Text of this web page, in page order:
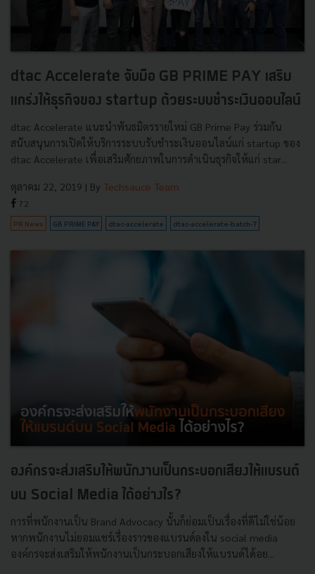
dtac Accelerate จับมือ GB PRIME PAY เสริม
แกร่งให้ธุรกิจของ startup ด้วยระบบชำระเงินออนไลน์
dtac Accelerate แนะนำพันธมิตรรายใหม่ GB Prime Pay ร่วมกัน
สนับสนุนการเปิดให้บริการระบบรับชำระเงินออนไลน์แก่ startup ของ
dtac Accelerate เพื่อเสริมศักยภาพในการดำเนินธุรกิจให้แก่ star...
ตุลาคม 22, 2019 | By Techsauce Team
72
PR News GB PRIME PAY dtac-accelerate dtac-accelerate-batch-7
องค์กรจะส่งเสริมให้พนักงานเป็นกระบอกเสียงให้แบรนด์
บน Social Media ได้อย่างไร?
การที่พนักงานเป็น Brand Advocacy นั้นก็ย่อมเป็นเรื่องที่ดีไม่ใช่น้อย
หากพนักงานไม่ยอมแชร์เรื่องราวของแบรนด์ลงใน social media
องค์กรจะส่งเสริมให้พนักงานเป็นกระบอกเสียงให้แบรนด์ได้อย...